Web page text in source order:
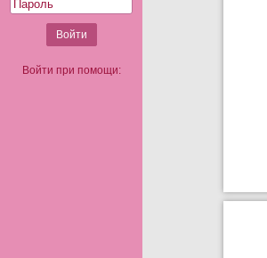
Войти при помощи: